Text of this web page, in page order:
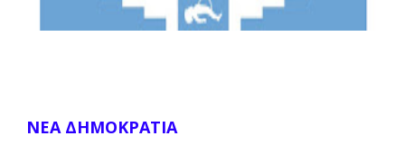
ΝΕΑ ΔΗΜΟΚΡΑΤΙΑ